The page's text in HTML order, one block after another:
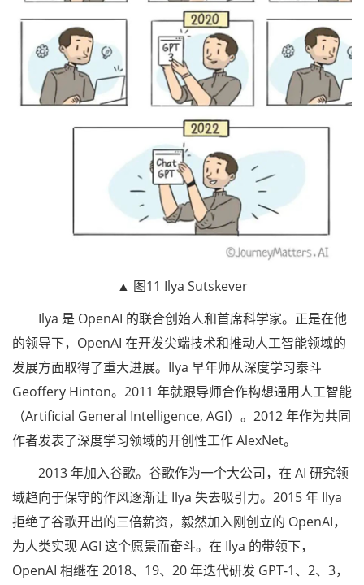
▲ 图11 Ilya Sutskever
Ilya 是 OpenAI 的联合创始人和首席科学家。正是在他
的领导下，OpenAI 在开发尖端技术和推动人工智能领域的
发展方面取得了重大进展。Ilya 早年师从深度学习泰斗
Geoffery Hinton。2011 年就跟导师合作构想通用人工智能
（Artificial General Intelligence, AGI）。2012 年作为共同
作者发表了深度学习领域的开创性工作 AlexNet。
2013 年加入谷歌。谷歌作为一个大公司，在 AI 研究领
域趋向于保守的作风逐渐让 Ilya 失去吸引力。2015 年 Ilya
拒绝了谷歌开出的三倍薪资，毅然加入刚创立的 OpenAI，
为人类实现 AGI 这个愿景而奋斗。在 Ilya 的带领下，
OpenAI 相继在 2018、19、20 年迭代研发 GPT-1、2、3，